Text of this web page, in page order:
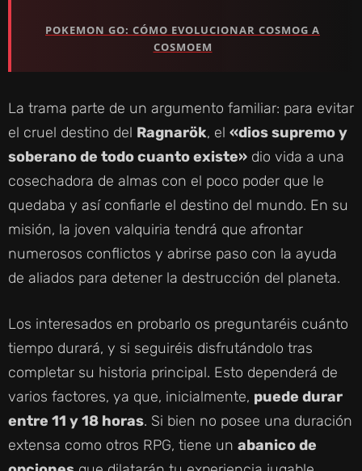
POKEMON GO: CÓMO EVOLUCIONAR COSMOG A
COSMOEM
La trama parte de un argumento familiar: para evitar
el cruel destino del Ragnarök, el «dios supremo y
soberano de todo cuanto existe» dio vida a una
cosechadora de almas con el poco poder que le
quedaba y así confiarle el destino del mundo. En su
misión, la joven valquiria tendrá que afrontar
numerosos conflictos y abrirse paso con la ayuda
de aliados para detener la destrucción del planeta.
Los interesados en probarlo os preguntaréis cuánto
tiempo durará, y si seguiréis disfrutándolo tras
completar su historia principal. Esto dependerá de
varios factores, ya que, inicialmente, puede durar
entre 11 y 18 horas. Si bien no posee una duración
extensa como otros RPG, tiene un abanico de